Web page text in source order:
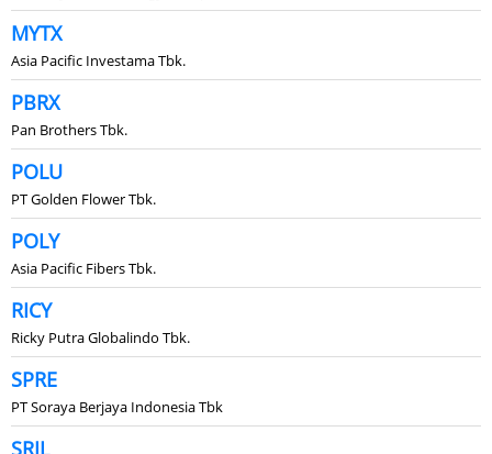
MYTX
Asia Pacific Investama Tbk.
PBRX
Pan Brothers Tbk.
POLU
PT Golden Flower Tbk.
POLY
Asia Pacific Fibers Tbk.
RICY
Ricky Putra Globalindo Tbk.
SPRE
PT Soraya Berjaya Indonesia Tbk
SRIL